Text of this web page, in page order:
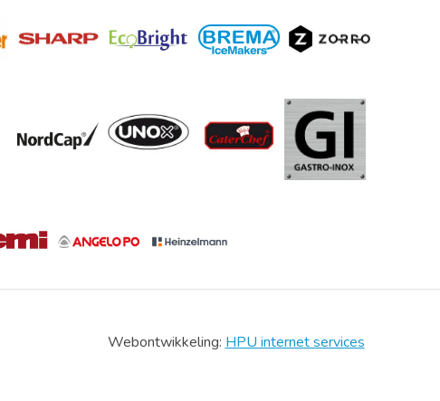
Webontwikkeling: HPU internet services